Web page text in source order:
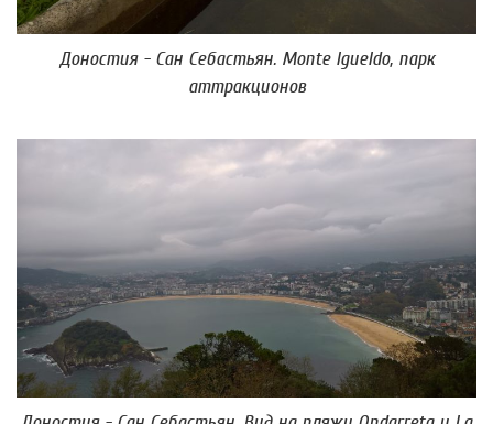
Доностия - Сан Себастьян. Monte Igueldo, парк
аттракционов